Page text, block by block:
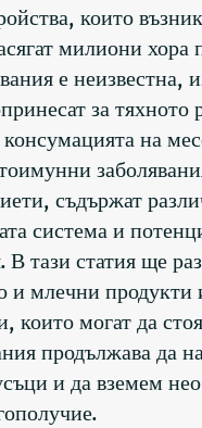
които
милиони хора
е неизвестна,
за тяхното
на
съдържат
система и
тази статия ще
и млечни
могат да
продължава да
и да вземем